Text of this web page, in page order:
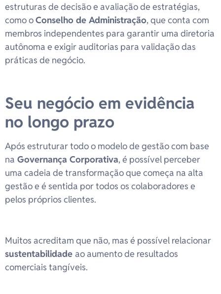
estruturas de decisão e avaliação de estratégias,
como oConselho de Administração, que conta com
membros independentes para garantir uma diretoria
autônoma e exigir auditorias para validação das
práticas de negócio.
Seu negócio em evidência
no longo prazo
Após estruturar todo o modelo de gestão com base
na Governança Corporativa, é possível perceber
uma cadeia de transformação que começa na alta
gestão e é sentida por todos os colaboradores e
pelos próprios clientes.
Muitos acreditam que não, mas é possível relacionar
sustentabilidade ao aumento de resultados
comerciais tangíveis.